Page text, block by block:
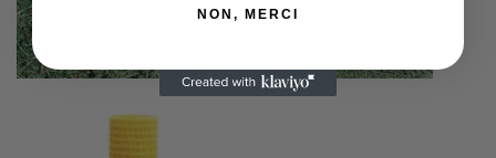
NON, MERCI